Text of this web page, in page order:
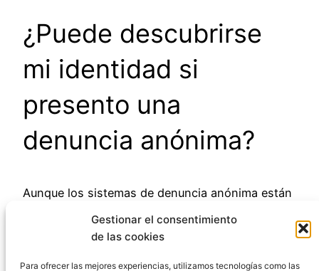
Gestionar el consentimiento
de las cookies
Para ofrecer las mejores experiencias, utilizamos tecnologías como las
¿Puede descubrirse
mi identidad si
presento una
denuncia anónima?
Aunque los sistemas de denuncia anónima están
diseñados para proteger la identidad del
denunciante, no existe una garantía absoluta de
medios electrónicos, es recomendable tomar